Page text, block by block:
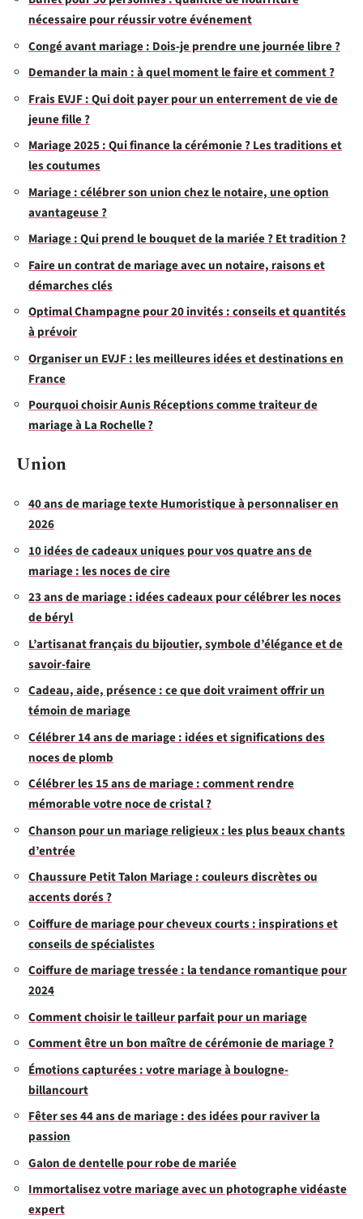
nécessaire pour réussir votre événement
Congé avant mariage : Dois-je prendre une journée libre ?
Demander la main : à quel moment le faire et comment ?
Frais EVJF : Qui doit payer pour un enterrement de vie de
jeune fille ?
Mariage 2025 : Qui finance la cérémonie ? Les traditions et
les coutumes
Mariage : célébrer son union chez le notaire, une option
avantageuse ?
Mariage : Qui prend le bouquet de la mariée ? Et tradition ?
Faire un contrat de mariage avec un notaire, raisons et
démarches clés
Optimal Champagne pour 20 invités : conseils et quantités
à prévoir
Organiser un EVJF : les meilleures idées et destinations en
France
Pourquoi choisir Aunis Réceptions comme traiteur de
mariage à La Rochelle ?
Union
40 ans de mariage texte Humoristique à personnaliser en
2026
10 idées de cadeaux uniques pour vos quatre ans de
mariage : les noces de cire
23 ans de mariage : idées cadeaux pour célébrer les noces
de béryl
L’artisanat français du bijoutier, symbole d’élégance et de
savoir-faire
Cadeau, aide, présence : ce que doit vraiment offrir un
témoin de mariage
Célébrer 14 ans de mariage : idées et significations des
noces de plomb
Célébrer les 15 ans de mariage : comment rendre
mémorable votre noce de cristal ?
Chanson pour un mariage religieux : les plus beaux chants
d’entrée
Chaussure Petit Talon Mariage : couleurs discrètes ou
accents dorés ?
Coiffure de mariage pour cheveux courts : inspirations et
conseils de spécialistes
Coiffure de mariage tressée : la tendance romantique pour
2024
Comment choisir le tailleur parfait pour un mariage
Comment être un bon maître de cérémonie de mariage ?
Émotions capturées : votre mariage à boulogne-
billancourt
Fêter ses 44 ans de mariage : des idées pour raviver la
passion
Galon de dentelle pour robe de mariée
Immortalisez votre mariage avec un photographe vidéaste
expert